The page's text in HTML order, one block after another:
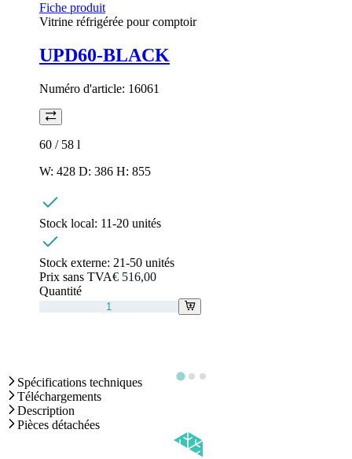
Fiche produit
Vitrine réfrigérée pour comptoir
UPD60-BLACK
Numéro d'article: 16061
60 / 58 l
W: 428 D: 386 H: 855
Stock local: 11-20 unités
Stock externe: 21-50 unités
Prix sans TVA€ 516,00
Quantité
Spécifications techniques
Téléchargements
Description
Pièces détachées